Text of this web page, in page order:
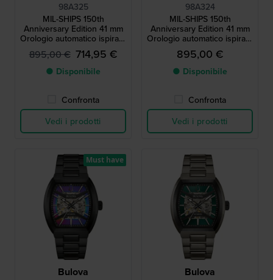
98A325
MIL-SHIPS 150th
Anniversary Edition 41 mm
Orologio automatico ispirato
al casco da sub con
indicatore di umidità e
cassa in bronzo
895,00 € 714,95 €
● Disponibile
Confronta
Vedi i prodotti
98A324
MIL-SHIPS 150th
Anniversary Edition 41 mm
Orologio automatico ispirato
al casco da sub con
indicatore di umidità e
cassa in bronzo
895,00 €
● Disponibile
Confronta
Vedi i prodotti
Bulova
Must have
Bulova